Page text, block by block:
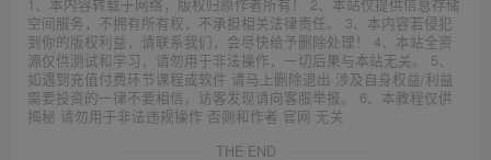
1、本内容转载于网络，版权归原作者所有！ 2、本站仅提供信息存储
空间服务，不拥有所有权，不承担相关法律责任。 3、本内容若侵犯
到你的版权利益，请联系我们，会尽快给予删除处理！ 4、本站全资
源仅供测试和学习，请勿用于非法操作，一切后果与本站无关。 5、
如遇到充值付费环节课程或软件 请马上删除退出 涉及自身权益/利益
需要投资的一律不要相信，访客发现请向客服举报。 6、本教程仅供
揭秘 请勿用于非法违规操作 否则和作者 官网 无关
THE END